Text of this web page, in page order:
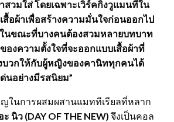
สวมใส่ โดยเฉพาะเวิร์คกิ้งวูแมนที่ใน
สื้อผ้าเพื่อสร้างความมั่นใจก่อนออกไป
นขณะที่บางคนต้องสวมหลายบทบาท
องความตั้งใจที่จะออกแบบเสื้อผ้าที่
บวกให้กับผู้หญิงของคานิททุกคนได้
นอย่างมีรสนิยม”
ในการผสมผสานแมททีเรียลที่หลาก
ะ นิว (DAY OF THE NEW) จึงเป็นคอล